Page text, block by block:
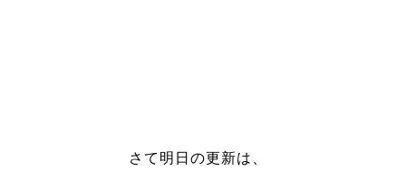
さて明日の更新は、